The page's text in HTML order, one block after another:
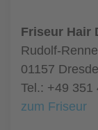
Friseur Hair
Rudolf-
01157
Tel.: +49 351
zum Friseur